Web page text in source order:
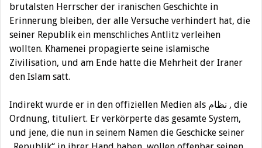
brutalsten Herrscher der iranischen Geschichte in
Erinnerung bleiben, der alle Versuche verhindert hat, die
seiner Republik ein menschliches Antlitz verleihen
wollten. Khamenei propagierte seine islamische
Zivilisation, und am Ende hatte die Mehrheit der Iraner
den Islam satt.
Indirekt wurde er in den offiziellen Medien als نظام , die
Ordnung, tituliert. Er verkörperte das gesamte System,
und jene, die nun in seinem Namen die Geschicke seiner